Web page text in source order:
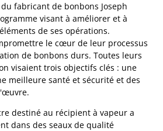
fabricant de bonbons Joseph
visant à améliorer et à
de ses opérations.
le cœur de leur processus
de bonbons durs. Toutes leurs
visaient trois objectifs clés : une
meilleure santé et sécurité et des
destiné au récipient à vapeur a
dans des seaux de qualité